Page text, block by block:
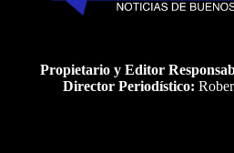
Propietario y Editor
Director Periodístico: